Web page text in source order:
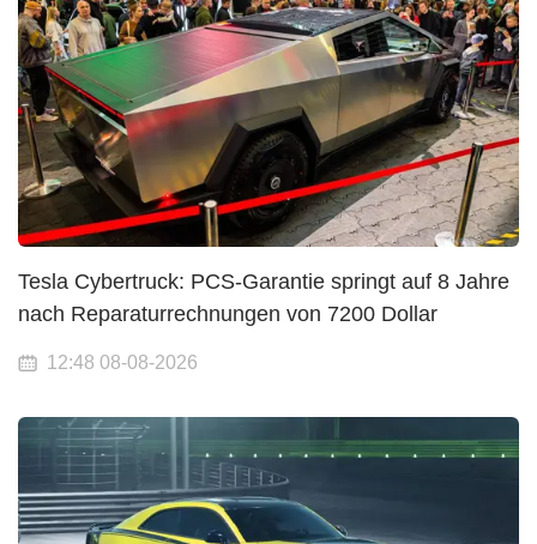
Tesla Cybertruck: PCS-Garantie springt auf 8 Jahre
nach Reparaturrechnungen von 7200 Dollar
12:48 08-08-2026